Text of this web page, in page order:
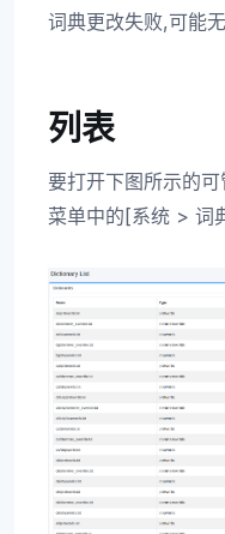
词典更改失败,可能
列表
要打开下图所示的
菜单中的[系统 > 词